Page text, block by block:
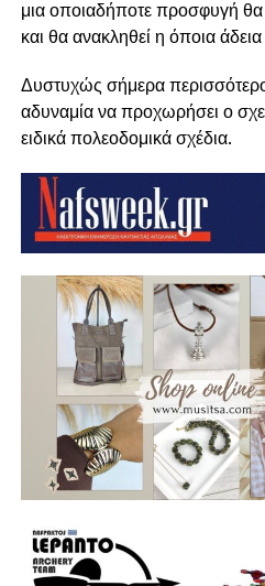
μια οποιαδήποτε προσφυγή θα
και θα ανακληθεί η όποια
Δυστυχώς σήμερα
αδυναμία να προχωρήσει ο
ειδικά πολεοδομικά σχέδια.